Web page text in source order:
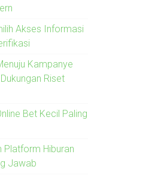
Akses Informasi
Kampanye
Riset
Bet Kecil Paling
Platform Hiburan
Jawab